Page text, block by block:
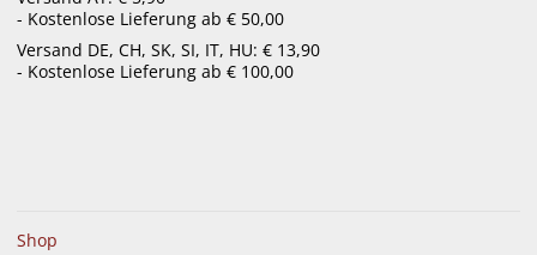
- Kostenlose Lieferung ab € 50,00
Versand DE, CH, SK, SI, IT, HU: € 13,90
- Kostenlose Lieferung ab € 100,00
Shop